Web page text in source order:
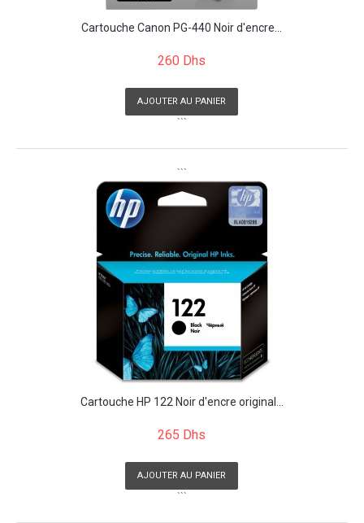
Cartouche Canon PG-440 Noir d'encre...
260 Dhs
AJOUTER AU PANIER
```
```
Cartouche HP 122 Noir d'encre original...
265 Dhs
AJOUTER AU PANIER
```